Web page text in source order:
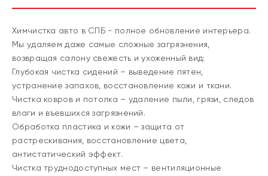
Химчистка авто в СПБ - полное обновление интерьера.
Мы удаляем даже самые сложные загрязнения,
возвращая салону свежесть и ухоженный вид:
Глубокая чистка сидений – выведение пятен,
устранение запахов, восстановление кожи и ткани.
Чистка ковров и потолка – удаление пыли, грязи, следов
влаги и въевшихся загрязнений.
Обработка пластика и кожи – защита от
растрескивания, восстановление цвета,
антистатический эффект.
Чистка труднодоступных мест – вентиляционные